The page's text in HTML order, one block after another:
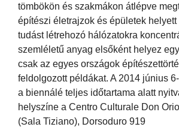
tömbökön és szakmákon átlépve
építészi életrajzok és épületek helyett
tudást létrehozó hálózatokra
szemléletű anyag elsőként helyez
csak az egyes országok
feldolgozott példákat. A 2014 június
a biennálé teljes időtartama alatt
helyszíne a Centro Culturale Don
(Sala Tiziano), Dorsoduro 919